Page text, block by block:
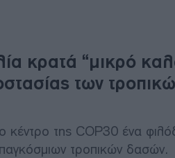
κρατά “μικρό
των
κέντρο της COP30 ένα
τροπικών δασών.